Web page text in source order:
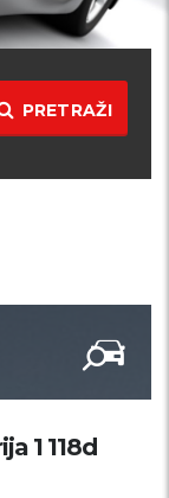
PRETRAŽI
1 118d